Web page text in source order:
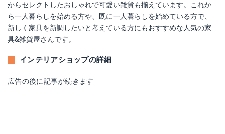
からセレクトしたおしゃれで可愛い雑貨も揃えています。これか
ら一人暮らしを始める方や、既に一人暮らしを始めている方で、
新しく家具を新調したいと考えている方にもおすすめな人気の家
具&雑貨屋さんです。
インテリアショップの詳細
広告の後に記事が続きます